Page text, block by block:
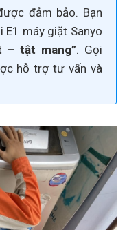
đảm bảo. Bạn
E1 máy giặt Sanyo
– tật mang”. Gọi
hỗ trợ tư vấn và